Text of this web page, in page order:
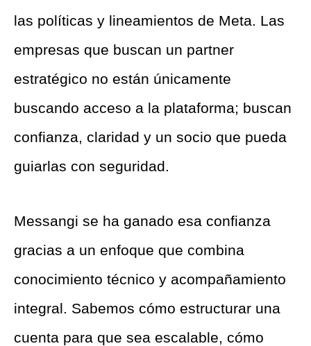
las políticas y lineamientos de Meta. Las
empresas que buscan un partner
estratégico no están únicamente
buscando acceso a la plataforma; buscan
confianza, claridad y un socio que pueda
guiarlas con seguridad.
Messangi se ha ganado esa confianza
gracias a un enfoque que combina
conocimiento técnico y acompañamiento
integral. Sabemos cómo estructurar una
cuenta para que sea escalable, cómo